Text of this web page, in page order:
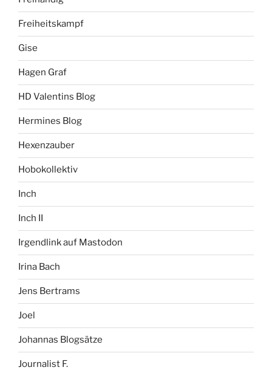
Freiheitskampf
Gise
Hagen Graf
HD Valentins Blog
Hermines Blog
Hexenzauber
Hobokollektiv
Inch
Inch II
Irgendlink auf Mastodon
Irina Bach
Jens Bertrams
Joel
Johannas Blogsätze
Journalist F.